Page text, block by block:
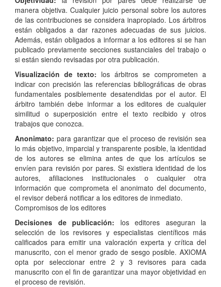
manera objetiva. Cualquier juicio personal sobre los autores
de las contribuciones se considera inapropiado. Los árbitros
están obligados a dar razones adecuadas de sus juicios.
Además, están obligados a informar a los editores si se han
publicado previamente secciones sustanciales del trabajo o
si están siendo revisadas por otra publicación.
Visualización de texto: los árbitros se comprometen a
indicar con precisión las referencias bibliográficas de obras
fundamentales posiblemente desatendidas por el autor. El
árbitro también debe informar a los editores de cualquier
similitud o superposición entre el texto recibido y otros
trabajos que conozca.
Anonimato: para garantizar que el proceso de revisión sea
lo más objetivo, imparcial y transparente posible, la identidad
de los autores se elimina antes de que los artículos se
envíen para revisión por pares. Si existiera identidad de los
autores, afiliaciones institucionales o cualquier otra
información que comprometa el anonimato del documento,
el revisor deberá notificar a los editores de inmediato.
Compromisos de los editores
Decisiones de publicación: los editores aseguran la
selección de los revisores y especialistas científicos más
calificados para emitir una valoración experta y crítica del
manuscrito, con el menor grado de sesgo posible. AXIOMA
opta por seleccionar entre 2 y 3 revisores para cada
manuscrito con el fin de garantizar una mayor objetividad en
el proceso de revisión.